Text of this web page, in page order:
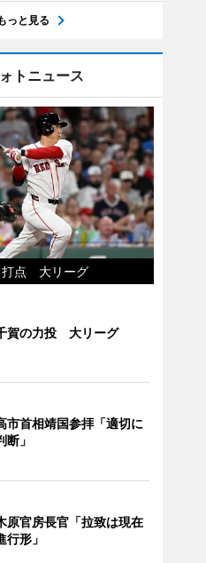
っと見る
トニュース
打点 大リーグ
賀の力投 大リーグ
市首相靖国参拝「適切に
断」
原官房長官「拉致は現在
行形」